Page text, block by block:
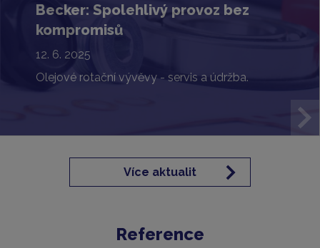
Becker: Spolehlivý provoz bez
kompromisů
12. 6. 2025
Olejové rotační vývěvy - servis a údržba.
Více aktualit
Reference